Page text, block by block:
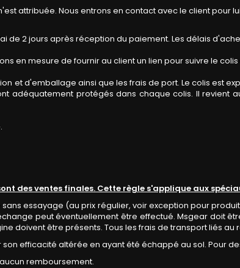
attribuée. Nous entrons en contact avec le client pour
de 2 jours après réception du paiement. Les délais
en mesure de fournir au client un lien pour suivre le
et d'emballage ainsi que les frais de port. Le colis est
adéquatement protégés dans chaque colis. Il revient
des ventes finales. Cette règle s'applique aux
essayage (au prix régulier, voir exception pour
peut éventuellement être effectué. Msgear doit
doivent être présents. Tous les frais de transport liés au
efficacité altérée en ayant été échappé au sol. Pour
remboursement.